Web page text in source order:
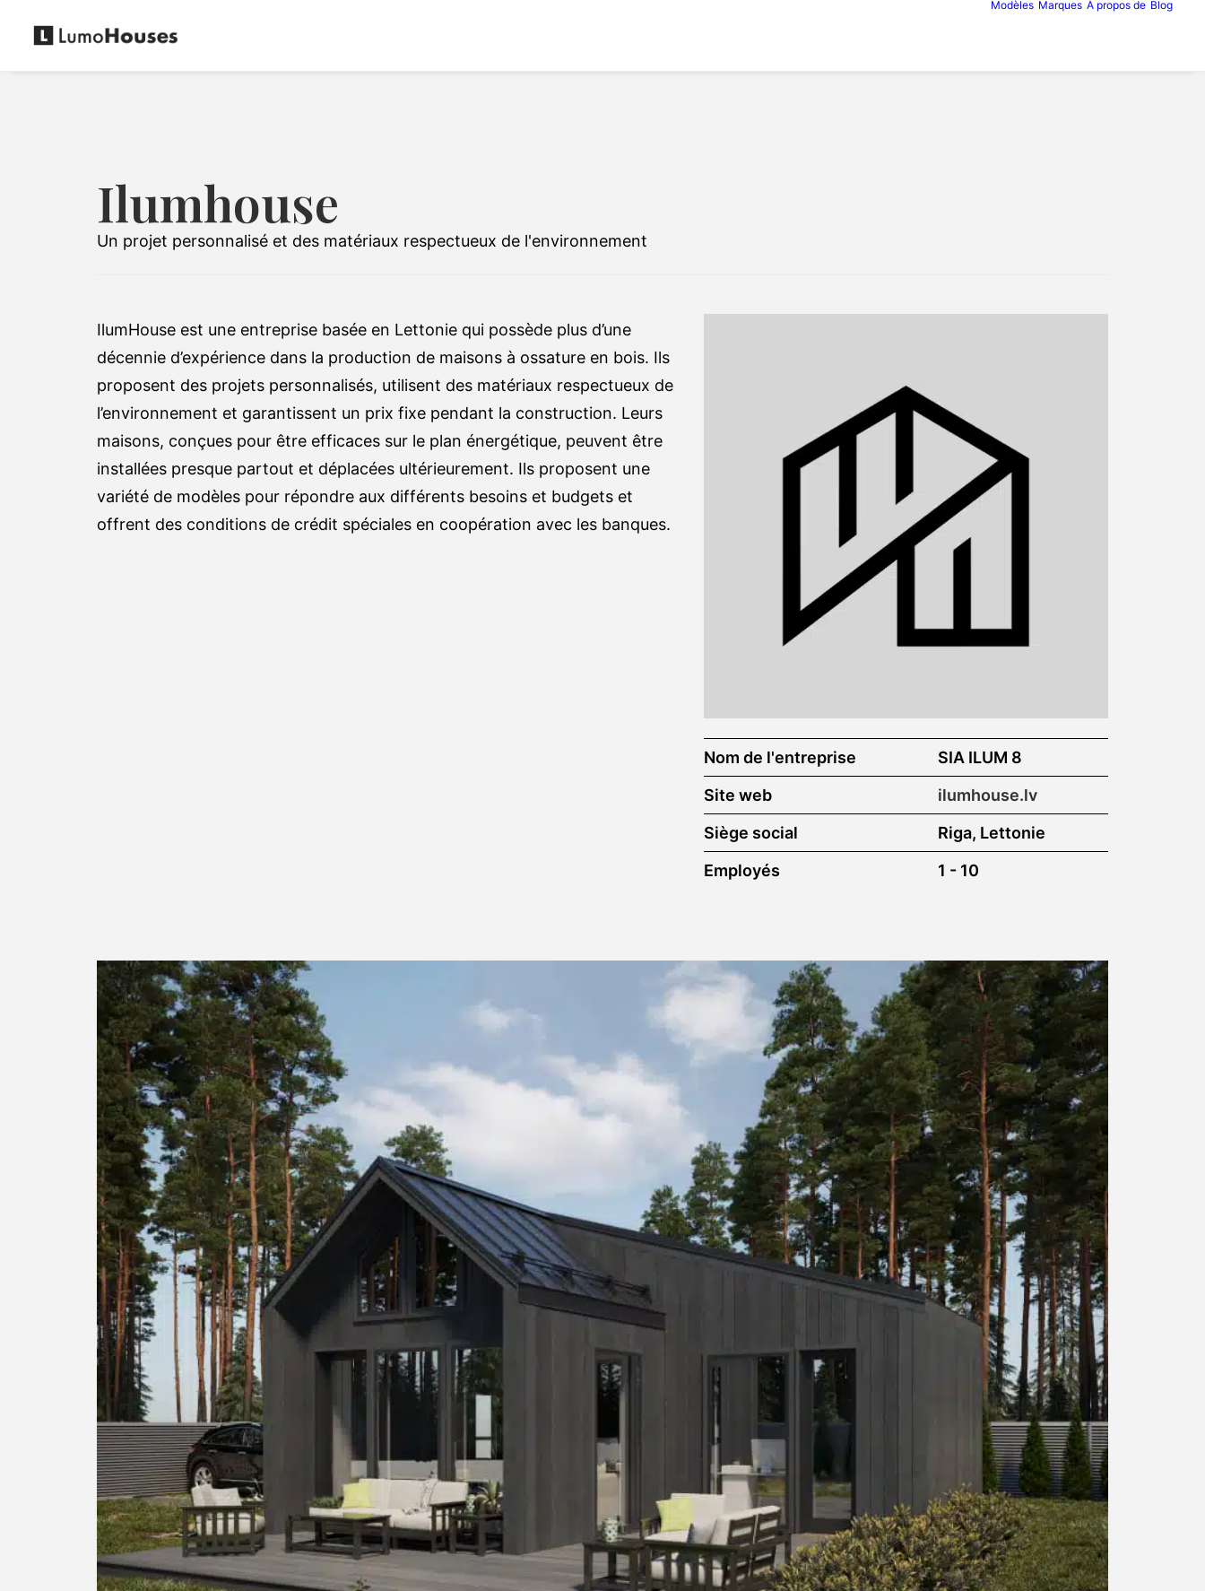
Modèles Marques À propos de Blog
Ilumhouse
Un projet personnalisé et des matériaux respectueux de l'environnement
IlumHouse est une entreprise basée en Lettonie qui possède plus d’une
décennie d’expérience dans la production de maisons à ossature en bois. Ils
proposent des projets personnalisés, utilisent des matériaux respectueux de
l’environnement et garantissent un prix fixe pendant la construction. Leurs
maisons, conçues pour être efficaces sur le plan énergétique, peuvent être
installées presque partout et déplacées ultérieurement. Ils proposent une
variété de modèles pour répondre aux différents besoins et budgets et
offrent des conditions de crédit spéciales en coopération avec les banques.
Nom de l'entreprise
SIA ILUM 8
Site web
ilumhouse.lv
Siège social
Riga, Lettonie
Employés
1 - 10